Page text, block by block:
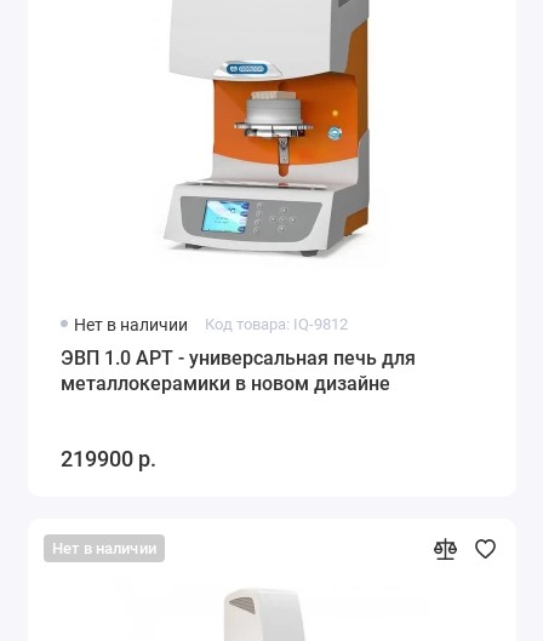
Нет в наличии Код товара: IQ-9812
ЭВП 1.0 АРТ - универсальная печь для
металлокерамики в новом дизайне
219900 р.
Нет в наличии